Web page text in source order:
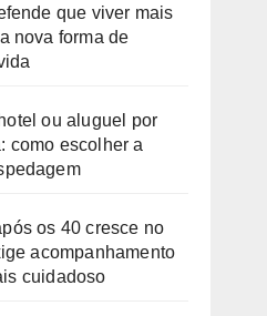
que viver mais
nova forma de
ou aluguel por
como escolher a
os 40 cresce no
acompanhamento
cuidadoso